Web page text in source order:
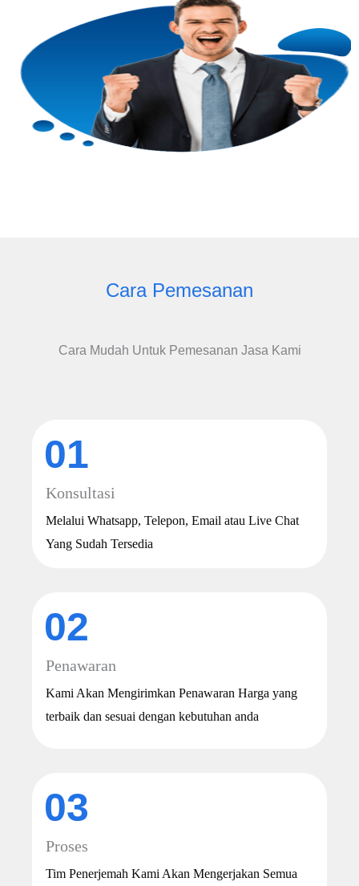
Cara Pemesanan
Cara Mudah Untuk Pemesanan Jasa Kami
01
Konsultasi
Melalui Whatsapp, Telepon, Email atau Live Chat
Yang Sudah Tersedia
02
Penawaran
Kami Akan Mengirimkan Penawaran Harga yang
terbaik dan sesuai dengan kebutuhan anda
03
Proses
Tim Penerjemah Kami Akan Mengerjakan Semua